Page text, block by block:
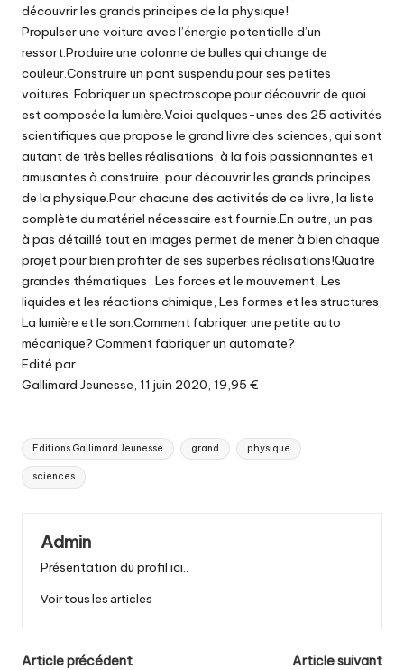
découvrir les grands principes de la physique!
Propulser une voiture avec l’énergie potentielle d’un
ressort.Produire une colonne de bulles qui change de
couleur.Construire un pont suspendu pour ses petites
voitures. Fabriquer un spectroscope pour découvrir de quoi
est composée la lumière.Voici quelques-unes des 25 activités
scientifiques que propose le grand livre des sciences, qui sont
autant de très belles réalisations, à la fois passionnantes et
amusantes à construire, pour découvrir les grands principes
de la physique.Pour chacune des activités de ce livre, la liste
complète du matériel nécessaire est fournie.En outre, un pas
à pas détaillé tout en images permet de mener à bien chaque
projet pour bien profiter de ses superbes réalisations!Quatre
grandes thématiques : Les forces et le mouvement, Les
liquides et les réactions chimique, Les formes et les structures,
La lumière et le son.Comment fabriquer une petite auto
mécanique? Comment fabriquer un automate?
Edité par
Gallimard Jeunesse, 11 juin 2020, 19,95 €
Tags:
Editions Gallimard Jeunesse grand physique
sciences
Admin
Présentation du profil ici..
Voir tous les articles
Article précédent
Article suivant